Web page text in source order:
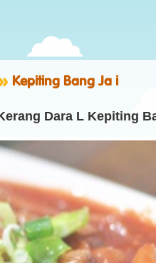
Kepiting Bang Ja i
Dara L Kepiting